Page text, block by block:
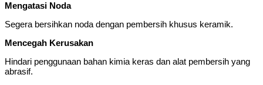
Mengatasi Noda
Segera bersihkan noda dengan pembersih khusus keramik.
Mencegah Kerusakan
Hindari penggunaan bahan kimia keras dan alat pembersih yang
abrasif.